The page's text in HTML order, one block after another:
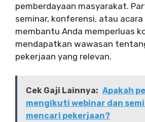
pemberdayaan masyarakat.
seminar, konferensi, atau
membantu Anda memperluas
mendapatkan wawasan
pekerjaan yang relevan.
Cek Gaji Lainnya: Apakah
mengikuti webinar dan
mencari pekerjaan?